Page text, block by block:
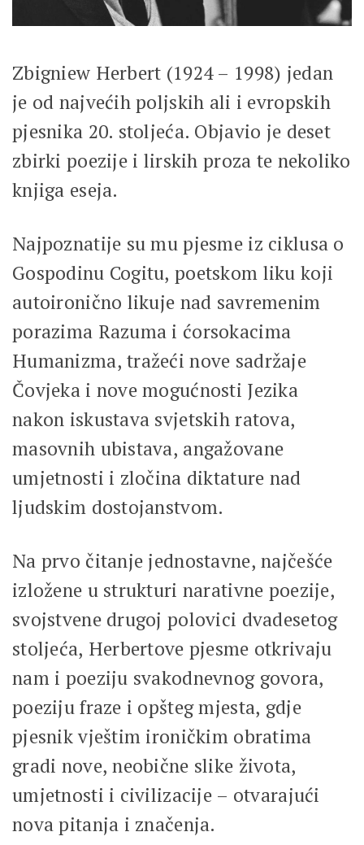
Zbigniew Herbert (1924 – 1998) jedan
je od najvećih poljskih ali i evropskih
pjesnika 20. stoljeća. Objavio je deset
zbirki poezije i lirskih proza te nekoliko
knjiga eseja.
Najpoznatije su mu pjesme iz ciklusa o
Gospodinu Cogitu, poetskom liku koji
autoironično likuje nad savremenim
porazima Razuma i ćorsokacima
Humanizma, tražeći nove sadržaje
Čovjeka i nove mogućnosti Jezika
nakon iskustava svjetskih ratova,
masovnih ubistava, angažovane
umjetnosti i zločina diktature nad
ljudskim dostojanstvom.
Na prvo čitanje jednostavne, najčešće
izložene u strukturi narativne poezije,
svojstvene drugoj polovici dvadesetog
stoljeća, Herbertove pjesme otkrivaju
nam i poeziju svakodnevnog govora,
poeziju fraze i opšteg mjesta, gdje
pjesnik vještim ironičkim obratima
gradi nove, neobične slike života,
umjetnosti i civilizacije – otvarajući
nova pitanja i značenja.